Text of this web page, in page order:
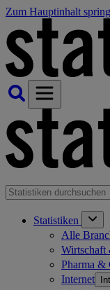
Zum Hauptinhalt
Statistiken
Alle
Pharma &
Internet